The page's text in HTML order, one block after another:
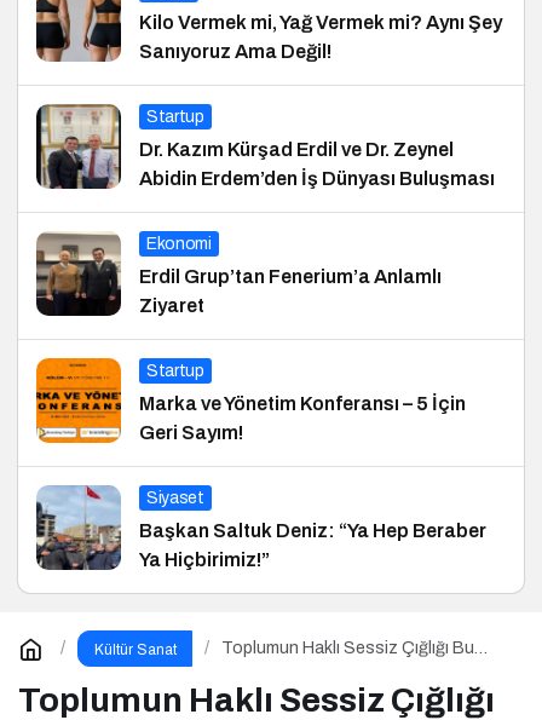
Kilo Vermek mi, Yağ Vermek mi? Aynı Şey
Sanıyoruz Ama Değil!
Startup
Dr. Kazım Kürşad Erdil ve Dr. Zeynel
Abidin Erdem’den İş Dünyası Buluşması
Ekonomi
Erdil Grup’tan Fenerium’a Anlamlı
Ziyaret
Startup
Marka ve Yönetim Konferansı – 5 İçin
Geri Sayım!
Siyaset
Başkan Saltuk Deniz: “Ya Hep Beraber
Ya Hiçbirimiz!”
Kültür Sanat
Toplumun Haklı Sessiz Çığlığı Bu
Toplumun Haklı Sessiz Çığlığı